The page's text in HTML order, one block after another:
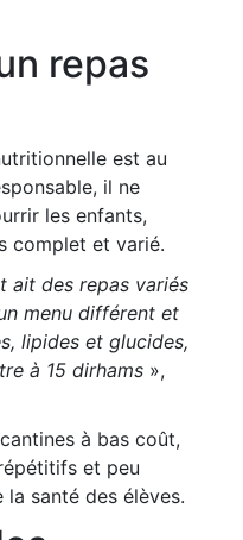
repas
est au
il ne
les enfants,
complet et varié.
ait des repas variés
menu différent et
lipides et glucides,
à 15 dirhams »,
à bas coût,
et peu
santé des élèves.